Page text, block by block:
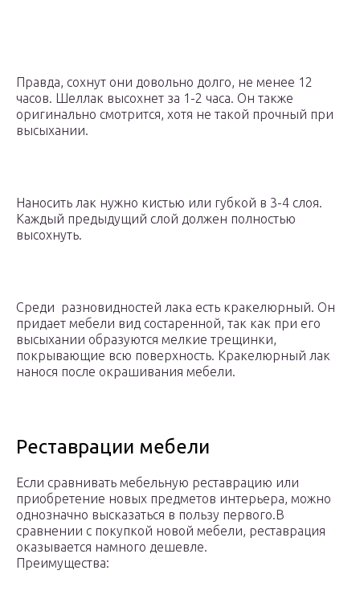
Правда, сохнут они довольно долго, не менее 12
часов. Шеллак высохнет за 1-2 часа. Он также
оригинально смотрится, хотя не такой прочный при
высыхании.
Наносить лак нужно кистью или губкой в 3-4 слоя.
Каждый предыдущий слой должен полностью
высохнуть.
Среди разновидностей лака есть кракелюрный. Он
придает мебели вид состаренной, так как при его
высыхании образуются мелкие трещинки,
покрывающие всю поверхность. Кракелюрный лак
нанося после окрашивания мебели.
Реставрации мебели
Если сравнивать мебельную реставрацию или
приобретение новых предметов интерьера, можно
однозначно высказаться в пользу первого.В
сравнении с покупкой новой мебели, реставрация
оказывается намного дешевле.
Преимущества: